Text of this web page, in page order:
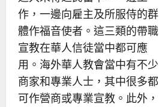
作，一邊向雇主及所服侍的群
體作福音使者。這三類的帶職
宣教在華人信徒當中都可應
用。海外華人教會當中有不少
商家和專業人士，其中很多都
可作營商或專業宣教。此外，